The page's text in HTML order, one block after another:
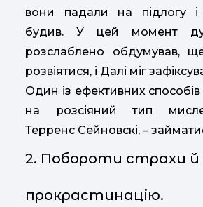
вони падали на підлогу і
будив. У цей момент
розслаблено обдумував,
розвіятися, і Далі міг
Один із ефективних
на розсіяний тип
Терренс Сейновскі, –
2. Побороти страхи й
прокрастинацію.